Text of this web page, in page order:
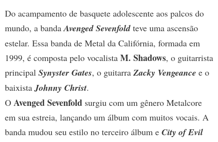
Do acampamento de basquete adolescente aos palcos do
mundo, a bandaAvenged Sevenfoldteve uma ascensão
estelar. Essa banda de Metal da Califórnia, formada em
1999, é composta pelo vocalista M. Shadows, o guitarrista
principal Synyster Gates, o guitarraZacky Vengeance e o
baixistaJohnny Christ.
O Avenged Sevenfold surgiu com um gênero Metalcore
em sua estreia, lançando um álbum com muitos vocais. A
banda mudou seu estilo no terceiro álbum e City of Evil